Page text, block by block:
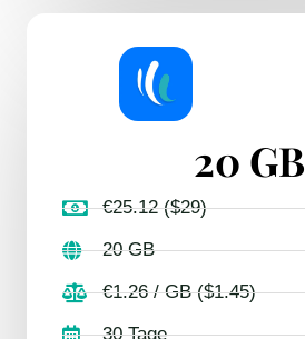
20 GB
€25.12 ($29)
20 GB
€1.26 / GB ($1.45)
30 Tage